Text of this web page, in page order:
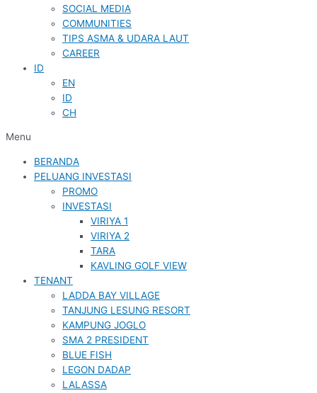
SOCIAL MEDIA
COMMUNITIES
TIPS ASMA & UDARA LAUT
CAREER
ID
EN
ID
CH
Menu
BERANDA
PELUANG INVESTASI
PROMO
INVESTASI
VIRIYA 1
VIRIYA 2
TARA
KAVLING GOLF VIEW
TENANT
LADDA BAY VILLAGE
TANJUNG LESUNG RESORT
KAMPUNG JOGLO
SMA 2 PRESIDENT
BLUE FISH
LEGON DADAP
LALASSA